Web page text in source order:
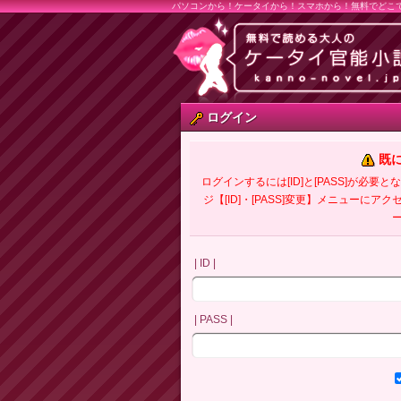
パソコンから！ケータイから！スマホから！無料でどこ
ログイン
既
ログインするには[ID]と[PASS]が必要と
ジ【[ID]・[PASS]変更】メニューにアク
| ID |
| PASS |